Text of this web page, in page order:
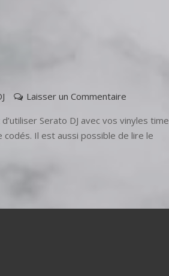
Laisser un Commentaire
DJ
Étalonnage
Serato DJ avec vos vinyles time
codés. Il est aussi possible de lire le